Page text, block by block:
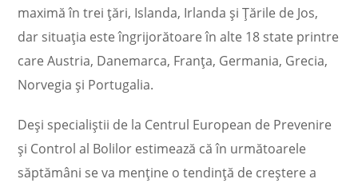
maximă în trei țări, Islanda, Irlanda şi Ţările de Jos,
dar situația este îngrijorătoare în alte 18 state printre
care Austria, Danemarca, Franţa, Germania, Grecia,
Norvegia şi Portugalia.
Deşi specialiștii de la Centrul European de Prevenire
şi Control al Bolilor estimează că în următoarele
săptămâni se va menține o tendinţă de creştere a